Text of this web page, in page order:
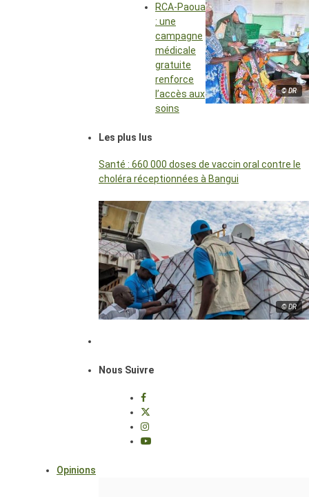
© DR
RCA-Paoua
: une
campagne
médicale
gratuite
renforce
l’accès aux
soins
Les plus lus
Santé : 660 000 doses de vaccin oral contre le
choléra réceptionnées à Bangui
© DR
Nous Suivre
Opinions